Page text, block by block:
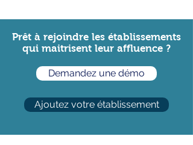
Prêt à rejoindre les établissements
qui maitrisent leur affluence ?
Demandez une démo
Ajoutez votre établissement